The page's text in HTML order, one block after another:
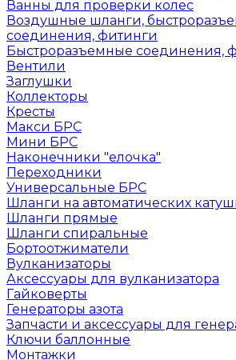
Ванны для проверки колес
Воздушные шланги,
соединения, фитинги
Быстроразъемные соединения,
Вентили
Заглушки
Коллекторы
Кресты
Макси БРС
Мини БРС
Наконечники "елочка"
Переходники
Универсальные БРС
Шланги на автоматических
Шланги прямые
Шланги спиральные
Бортоотжиматели
Вулканизаторы
Аксессуары для вулканизатора
Гайковерты
Генераторы азота
Запчасти и аксессуары для
Ключи баллонные
Монтажки